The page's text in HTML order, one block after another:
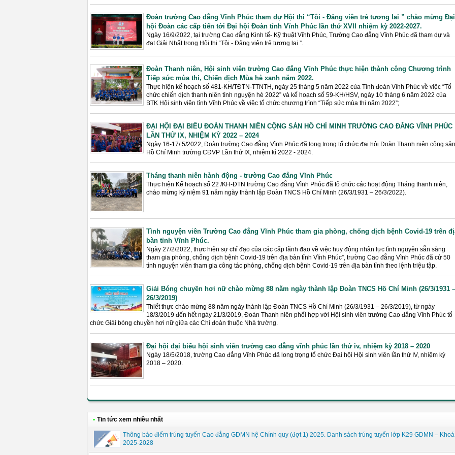
Đoàn trường Cao đẳng Vĩnh Phúc tham dự Hội thi “Tôi - Đảng viên trẻ tương lai ” chào mừng Đại
hội Đoàn các cấp tiến tới Đại hội Đoàn tỉnh Vĩnh Phúc lần thứ XVII nhiệm kỳ 2022-2027.
Ngày 16/9/2022, tại trường Cao đẳng Kinh tế- Kỹ thuật Vĩnh Phúc, Trường Cao đẳng Vĩnh Phúc đã tham dự và
đạt Giải Nhất trong Hội thi “Tôi - Đảng viên trẻ tương lai ”.
Đoàn Thanh niên, Hội sinh viên trường Cao đẳng Vĩnh Phúc thực hiện thành công Chương trình
Tiếp sức mùa thi, Chiến dịch Mùa hè xanh năm 2022.
Thực hiện kế hoạch số 481-KH/TĐTN-TTNTH, ngày 25 tháng 5 năm 2022 của Tỉnh đoàn Vĩnh Phúc về việc “Tổ
chức chiến dịch thanh niên tình nguyện hè 2022” và kế hoạch số 59-KH/HSV, ngày 10 tháng 6 năm 2022 của
BTK Hội sinh viên tỉnh Vĩnh Phúc về việc tổ chức chương trình “Tiếp sức mùa thi năm 2022”;
ĐẠI HỘI ĐẠI BIỂU ĐOÀN THANH NIÊN CỘNG SẢN HỒ CHÍ MINH TRƯỜNG CAO ĐẲNG VĨNH PHÚC
LẦN THỨ IX, NHIỆM KỲ 2022 – 2024
Ngày 16-17/ 5/2022, Đoàn trường Cao đẳng Vĩnh Phúc đã long trọng tổ chức đại hội Đoàn Thanh niên công sản
Hồ Chí Minh trường CĐVP Lần thứ IX, nhiệm kì 2022 - 2024.
Tháng thanh niên hành động - trường Cao đẳng Vĩnh Phúc
Thực hiện Kế hoạch số 22 /KH-ĐTN trường Cao đẳng Vĩnh Phúc đã tổ chức các hoạt động Tháng thanh niên,
chào mừng kỷ niệm 91 năm ngày thành lập Đoàn TNCS Hồ Chí Minh (26/3/1931 – 26/3/2022).
Tình nguyện viên Trường Cao đẳng Vĩnh Phúc tham gia phòng, chống dịch bệnh Covid-19 trên
bàn tỉnh Vĩnh Phúc.
Ngày 27/2/2022, thực hiện sự chỉ đạo của các cấp lãnh đạo về việc huy động nhân lực tình nguyện sẵn sàng
tham gia phòng, chống dịch bệnh Covid-19 trên địa bàn tỉnh Vĩnh Phúc”, trường Cao đẳng Vĩnh Phúc đã cử 50
tình nguyện viên tham gia công tác phòng, chống dịch bệnh Covid-19 trên địa bàn tỉnh theo lệnh triệu tập.
Giải Bóng chuyền hơi nữ chào mừng 88 năm ngày thành lập Đoàn TNCS Hồ Chí Minh (26/3/1931 –
26/3/2019)
Thiết thực chào mừng 88 năm ngày thành lập Đoàn TNCS Hồ Chí Minh (26/3/1931 – 26/3/2019), từ ngày
18/3/2019 đến hết ngày 21/3/2019, Đoàn Thanh niên phối hợp với Hội sinh viên trường Cao đẳng Vĩnh Phúc tổ
chức Giải bóng chuyền hơi nữ giữa các Chi đoàn thuộc Nhà trường.
Đại hội đại biểu hội sinh viên trường cao đẳng vĩnh phúc lần thứ iv, nhiệm kỳ 2018 – 2020
Ngày 18/5/2018, trường Cao đẳng Vĩnh Phúc đã long trọng tổ chức Đại hội Hội sinh viên lần thứ IV, nhiệm kỳ
2018 – 2020.
• Tin tức xem nhiều nhất
Thông báo điểm trúng tuyển Cao đẳng GDMN hệ Chính quy (đợt 1) 2025. Danh sách trúng tuyển lớp K29 GDMN – Khoá
2025-2028